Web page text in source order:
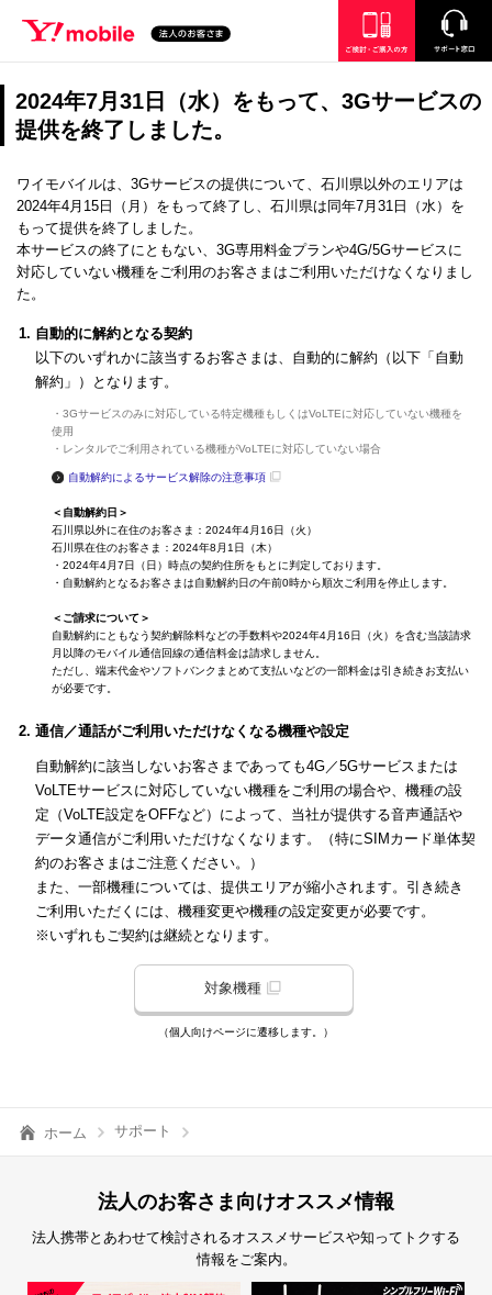
SEARCH
2024年7月31日（水）をもって、3Gサービスの
提供を終了しました。
ワイモバイルは、3Gサービスの提供について、石川県以外のエリアは
2024年4月15日（月）をもって終了し、石川県は同年7月31日（水）を
もって提供を終了しました。
本サービスの終了にともない、3G専用料金プランや4G/5Gサービスに
対応していない機種をご利用のお客さまはご利用いただけなくなりまし
た。
自動的に解約となる契約
以下のいずれかに該当するお客さまは、自動的に解約（以下「自動
解約」）となります。
・3Gサービスのみに対応している特定機種もしくはVoLTEに対応していない機種を
使用
・レンタルでご利用されている機種がVoLTEに対応していない場合
自動解約によるサービス解除の注意事項
＜自動解約日＞
石川県以外に在住のお客さま：2024年4月16日（火）
石川県在住のお客さま：2024年8月1日（木）
・2024年4月7日（日）時点の契約住所をもとに判定しております。
・自動解約となるお客さまは自動解約日の午前0時から順次ご利用を停止します。
＜ご請求について＞
自動解約にともなう契約解除料などの手数料や2024年4月16日（火）を含む当該請求
月以降のモバイル通信回線の通信料金は請求しません。
ただし、端末代金やソフトバンクまとめて支払いなどの一部料金は引き続きお支払い
が必要です。
通信／通話がご利用いただけなくなる機種や設定
自動解約に該当しないお客さまであっても4G／5Gサービスまたは
VoLTEサービスに対応していない機種をご利用の場合や、機種の設
定（VoLTE設定をOFFなど）によって、当社が提供する音声通話や
データ通信がご利用いただけなくなります。（特にSIMカード単体契
約のお客さまはご注意ください。）
また、一部機種については、提供エリアが縮小されます。引き続き
ご利用いただくには、機種変更や機種の設定変更が必要です。
※いずれもご契約は継続となります。
対象機種
（個人向けページに遷移します。）
ホーム サポート
法人のお客さま向けオススメ情報
法人携帯とあわせて検討されるオススメサービスや知ってトクする
情報をご案内。